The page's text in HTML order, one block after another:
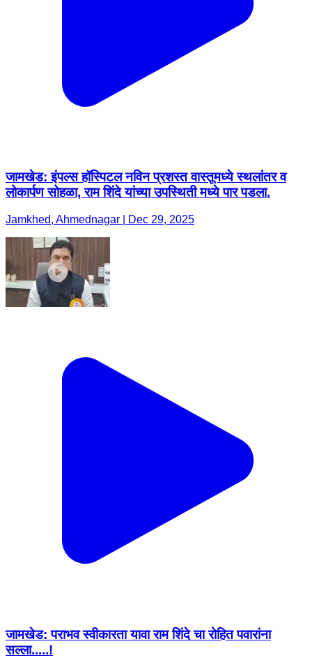
जामखेड: इंपल्स हॉस्पिटल नविन प्रशस्त वास्तूमध्ये स्थलांतर व
लोकार्पण सोहळा, राम शिंदे यांच्या उपस्थिती मध्ये पार पडला.
Jamkhed, Ahmednagar | Dec 29, 2025
जामखेड: पराभव स्वीकारता यावा राम शिंदे चा रोहित पवारांना
सल्ला.....!